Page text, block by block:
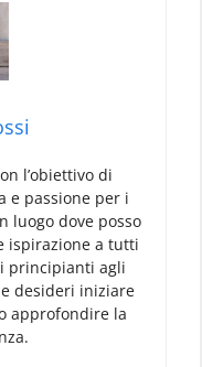
l’obiettivo di
e passione per i
luogo dove posso
ispirazione a tutti
principianti agli
desideri iniziare
approfondire la